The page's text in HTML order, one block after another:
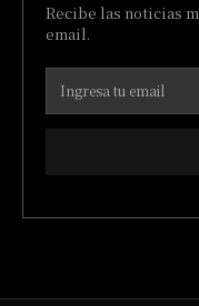
Recibe las noticias
email.